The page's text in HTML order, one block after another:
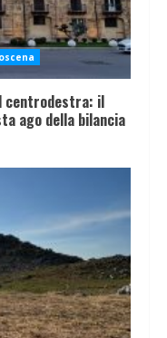
centrodestra: il
ago della bilancia